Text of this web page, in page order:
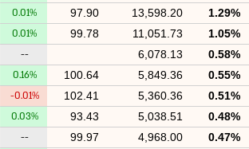
1.29%
13,598.20
97.90
0.01%
1.05%
11,051.73
99.78
0.01%
0.58%
6,078.13
--
0.55%
5,849.36
100.64
0.16%
0.51%
5,360.36
102.41
-0.01%
0.48%
5,038.51
93.43
0.03%
0.47%
4,968.00
99.97
--